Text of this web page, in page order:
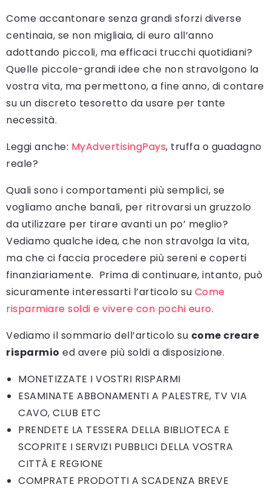
Come accantonare senza grandi sforzi diverse
centinaia, se non migliaia, di euro all’anno
adottando piccoli, ma efficaci trucchi quotidiani?
Quelle piccole-grandi idee che non stravolgono la
vostra vita, ma permettono, a fine anno, di contare
su un discreto tesoretto da usare per tante
necessità.
Leggi anche: MyAdvertisingPays, truffa o guadagno
reale?
Quali sono i comportamenti più semplici, se
vogliamo anche banali, per ritrovarsi un gruzzolo
da utilizzare per tirare avanti un po’ meglio?
Vediamo qualche idea, che non stravolga la vita,
ma che ci faccia procedere più sereni e coperti
finanziariamente. Prima di continuare, intanto, può
sicuramente interessarti l’articolo su Come
risparmiare soldi e vivere con pochi euro.
Vediamo il sommario dell’articolo su come creare
risparmio ed avere più soldi a disposizione.
MONETIZZATE I VOSTRI RISPARMI
ESAMINATE ABBONAMENTI A PALESTRE, TV VIA
CAVO, CLUB ETC
PRENDETE LA TESSERA DELLA BIBLIOTECA E
SCOPRITE I SERVIZI PUBBLICI DELLA VOSTRA
CITTÀ E REGIONE
COMPRATE PRODOTTI A SCADENZA BREVE